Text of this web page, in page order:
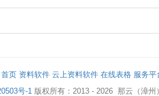
首页 资料软件 云上资料软件 在线表格 服务平
号-1 版权所有：2013 - 2026 那云（漳州